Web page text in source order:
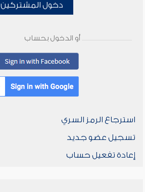
دخول المشتركين
أو الدخول بحساب
استرجاع الرمز السري
تسجيل عضو جديد
إعادة تفعيل حساب